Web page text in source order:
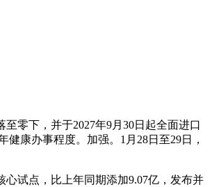
零下，并于2027年9月30日起全面进口
康办事程度。加强。1月28日至29日，
试点，比上年同期添加9.07亿，发布并